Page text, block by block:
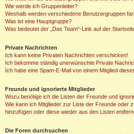
Wie werde ich Gruppenleiter?
Weshalb werden verschiedene Benutzergruppen
Was ist eine Hauptgruppe?
Was bedeutet der „Das Team“-Link auf der
Private Nachrichten
Ich kann keine Privaten Nachrichten verschicken!
Ich bekomme ständig unerwünschte Private
Ich habe eine Spam-E-Mail von einem Mitglied
Freunde und ignorierte Mitglieder
Wozu benötige ich die Listen der Freunde und
Wie kann ich Mitglieder zur Liste der Freunde oder
hinzufügen oder diese wieder aus den Listen
Die Foren durchsuchen